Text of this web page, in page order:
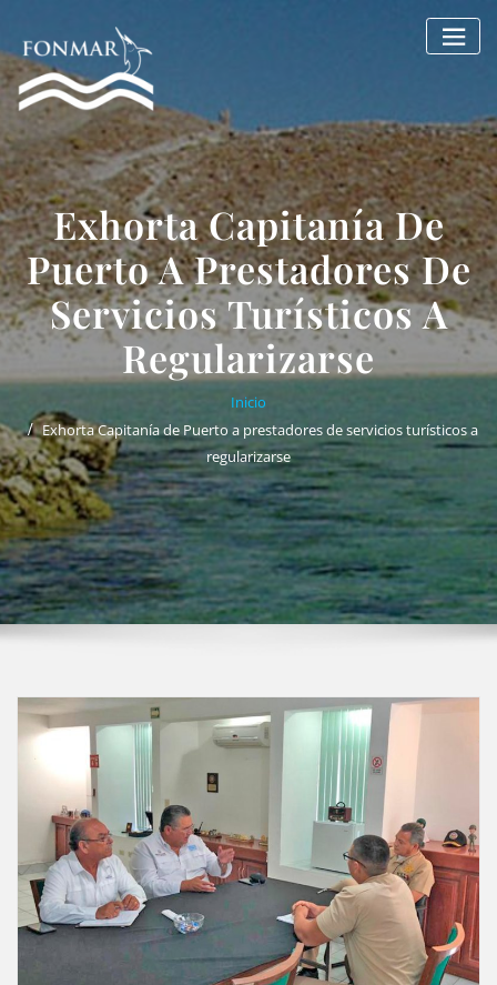
contenido
Exhorta Capitanía De
Puerto A Prestadores De
Servicios Turísticos A
Regularizarse
Inicio
Exhorta Capitanía de Puerto a prestadores de servicios turísticos a
regularizarse